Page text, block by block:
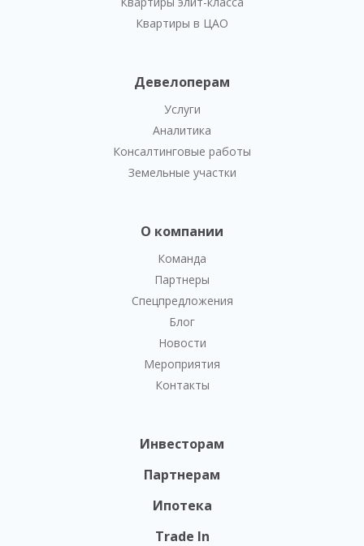
Квартиры в ЦАО
Девелоперам
Услуги
Аналитика
Консалтинговые работы
Земельные участки
О компании
Команда
Партнеры
Спецпредложения
Блог
Новости
Мероприятия
Контакты
Инвесторам
Партнерам
Ипотека
Trade In